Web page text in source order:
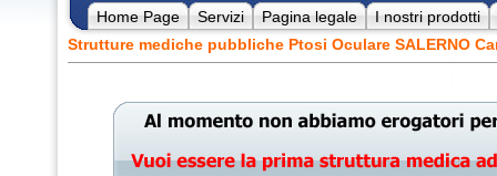
Home Page Servizi Pagina legale
I nostri prodotti
Strutture mediche pubbliche Ptosi Oculare SALERNO